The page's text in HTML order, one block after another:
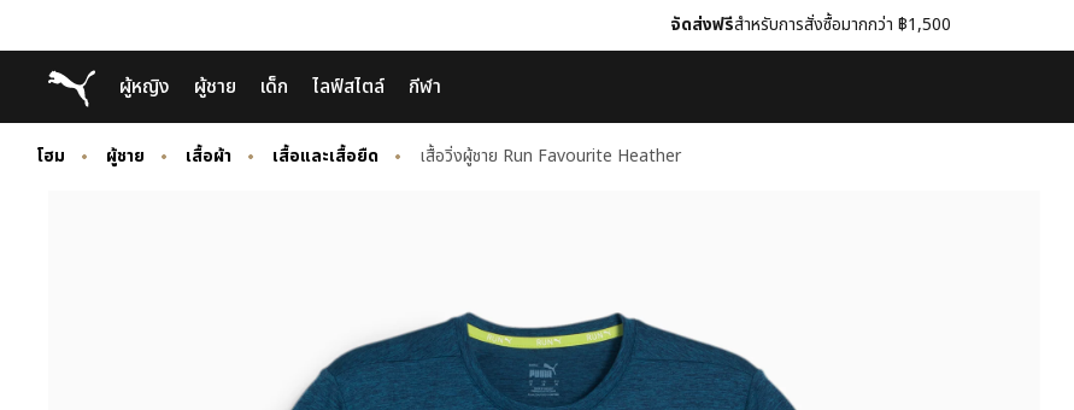
to
Main
content
to
Footer
Content
จัดส่งฟรีสำหรับการสั่งซื้อมากกว่า ฿1,500
Puma โฮม
ผู้หญิง ผู้ชาย เด็ก ไลฟ์สไตล์ กีฬา
โฮม ผู้ชาย เสื้อผ้า เสื้อและเสื้อยืด เสื้อวิ่งผู้ชาย Run Favourite Heather